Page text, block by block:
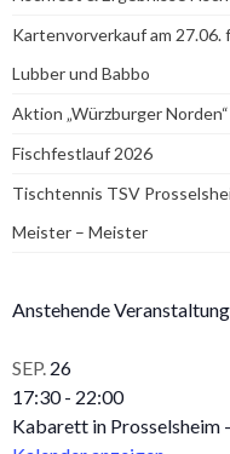
Kartenvorverkauf am
Lubber und Babbo
Aktion „Würzburger
Fischfestlauf 2026
Tischtennis TSV
Meister – Meister
Anstehende
SEP. 26
17:30- 22:00
Kabarett in Prosselsheim